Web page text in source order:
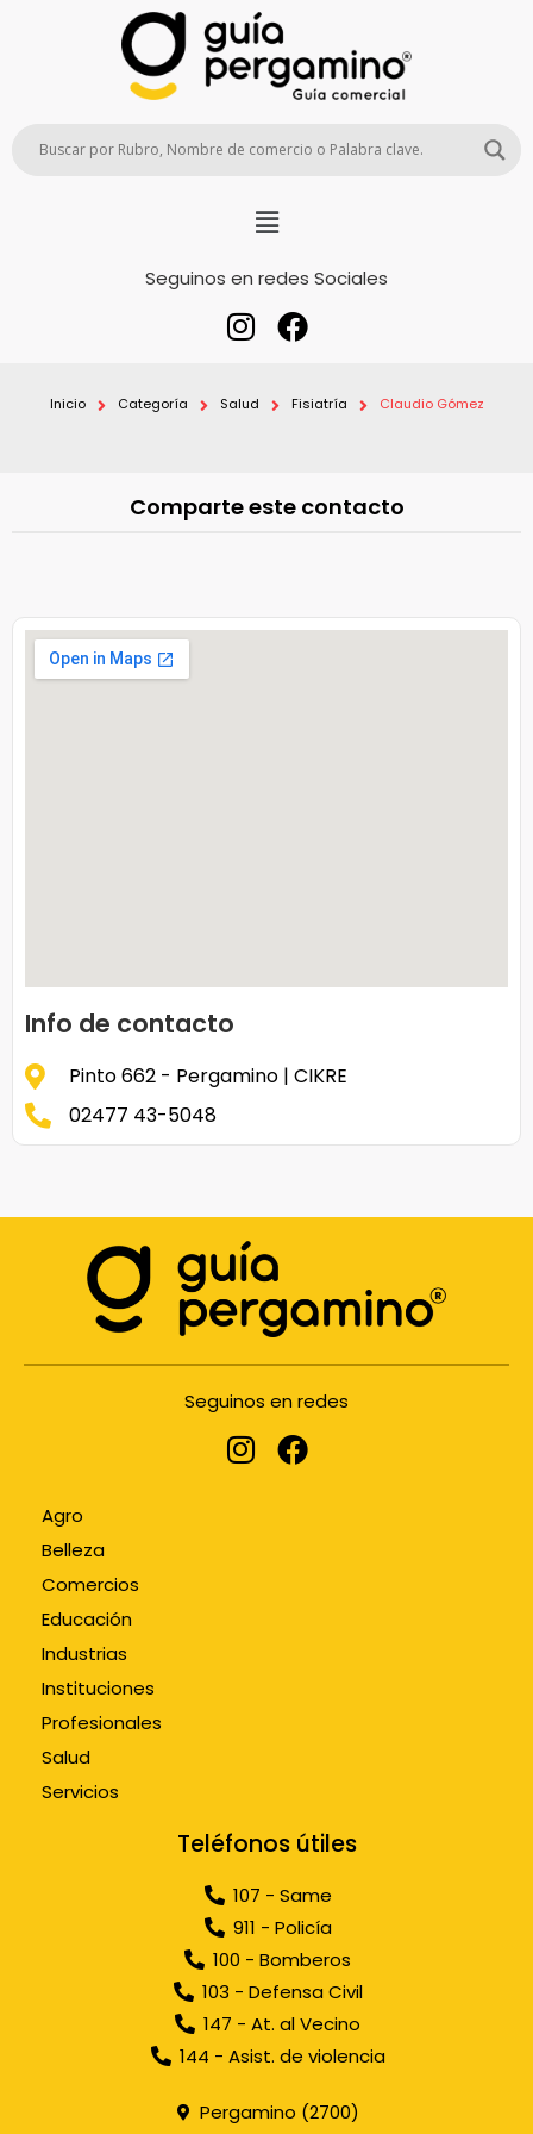
Seguinos en redes Sociales
Inicio Categoría Salud Fisiatría Claudio Gómez
Comparte este contacto
Info de contacto
Pinto 662 - Pergamino | CIKRE
02477 43-5048
Seguinos en redes
Agro
Belleza
Comercios
Educación
Industrias
Instituciones
Profesionales
Salud
Servicios
Teléfonos útiles
107 - Same
911 - Policía
100 - Bomberos
103 - Defensa Civil
147 - At. al Vecino
144 - Asist. de violencia
Pergamino (2700)